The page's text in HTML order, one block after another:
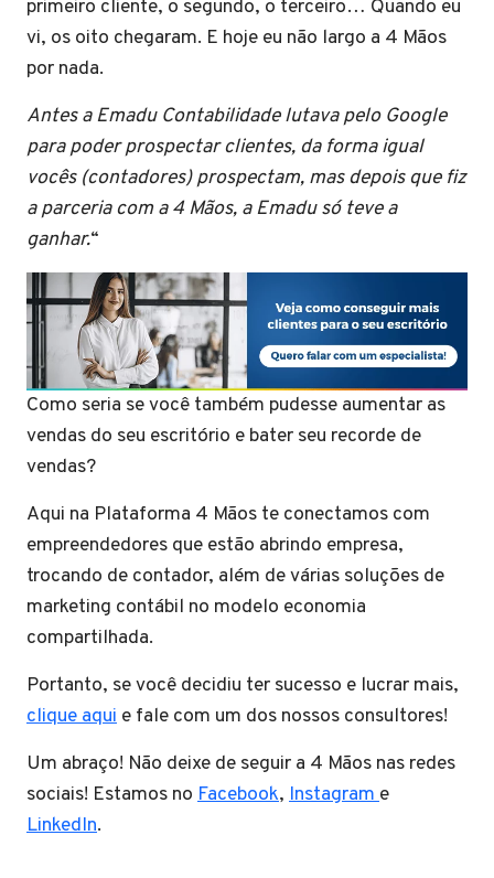
primeiro cliente, o segundo, o terceiro… Quando eu
vi, os oito chegaram. E hoje eu não largo a 4 Mãos
por nada.
Antes a Emadu Contabilidade lutava pelo Google
para poder prospectar clientes, da forma igual
vocês (contadores) prospectam, mas depois que fiz
a parceria com a 4 Mãos, a Emadu só teve a
ganhar.“
Como seria se você também pudesse aumentar as
vendas do seu escritório e bater seu recorde de
vendas?
Aqui na Plataforma 4 Mãos te conectamos com
empreendedores que estão abrindo empresa,
trocando de contador, além de várias soluções de
marketing contábil no modelo economia
compartilhada.
Portanto, se você decidiu ter sucesso e lucrar mais,
clique aqui e fale com um dos nossos consultores!
Um abraço! Não deixe de seguir a 4 Mãos nas redes
sociais! Estamos no Facebook, Instagrame
LinkedIn.